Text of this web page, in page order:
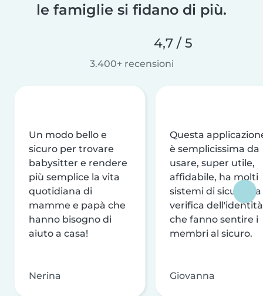
le famiglie si fidano di più.
4,7 / 5
3.400+ recensioni
Un modo bello e
sicuro per trovare
babysitter e rendere
più semplice la vita
quotidiana di
mamme e papà che
hanno bisogno di
aiuto a casa!
Nerina
Questa
è semplicissima da
usare, super utile,
affidabile, ha molti
sistemi di sicurezza
verifica dell'identità
che fanno sentire i
membri al sicuro.
Giovanna